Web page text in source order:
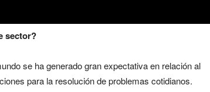
sector?
se ha generado gran expectativa en relación al
para la resolución de problemas cotidianos.